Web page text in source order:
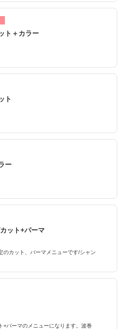
ト＋カラー
ト
ー
ット+パーマ
のカット、パーマメニューです/シャン
+パーマのメニューになります。波巻